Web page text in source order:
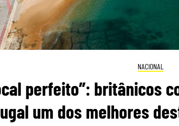
NACIONAL
perfeito”: britânicos
um dos melhores